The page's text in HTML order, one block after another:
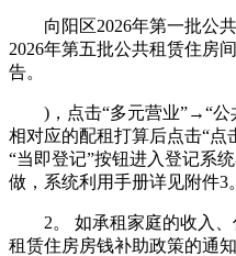
向阳区2026年第一批公共
2026年第五批公共租赁住房
告。
)，点击“多元营业”→“公
相对应的配租打算后点击“
“当即登记”按钮进入登记系
做，系统利用手册详见附件3。
2。 如承租家庭的收入、
租赁住房房钱补助政策的通